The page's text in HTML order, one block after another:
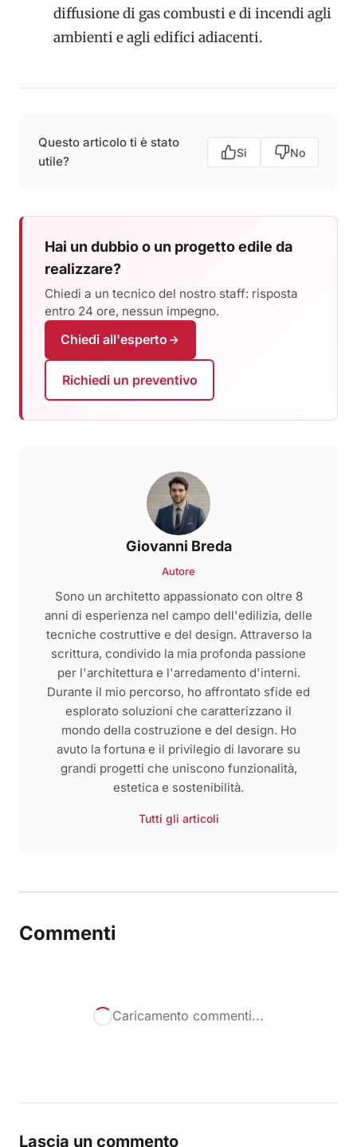
diffusione di gas combusti e di incendi agli
ambienti e agli edifici adiacenti.
Questo articolo ti è stato
utile?
Si No
Hai un dubbio o un progetto edile da
realizzare?
Chiedi a un tecnico del nostro staff: risposta
entro 24 ore, nessun impegno.
Chiedi all'esperto
Richiedi un preventivo
Giovanni Breda
Autore
Sono un architetto appassionato con oltre 8
anni di esperienza nel campo dell'edilizia, delle
tecniche costruttive e del design. Attraverso la
scrittura, condivido la mia profonda passione
per l'architettura e l'arredamento d'interni.
Durante il mio percorso, ho affrontato sfide ed
esplorato soluzioni che caratterizzano il
mondo della costruzione e del design. Ho
avuto la fortuna e il privilegio di lavorare su
grandi progetti che uniscono funzionalità,
estetica e sostenibilità.
Tutti gli articoli
Commenti
Caricamento commenti...
Lascia un commento